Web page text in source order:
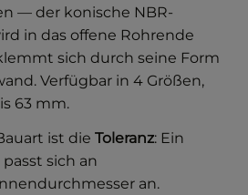
— der konische NBR-
in das offene Rohrende
sich durch seine Form
Verfügbar in 4 Größen,
63 mm.
ist dieToleranz: Ein
sich an
an.